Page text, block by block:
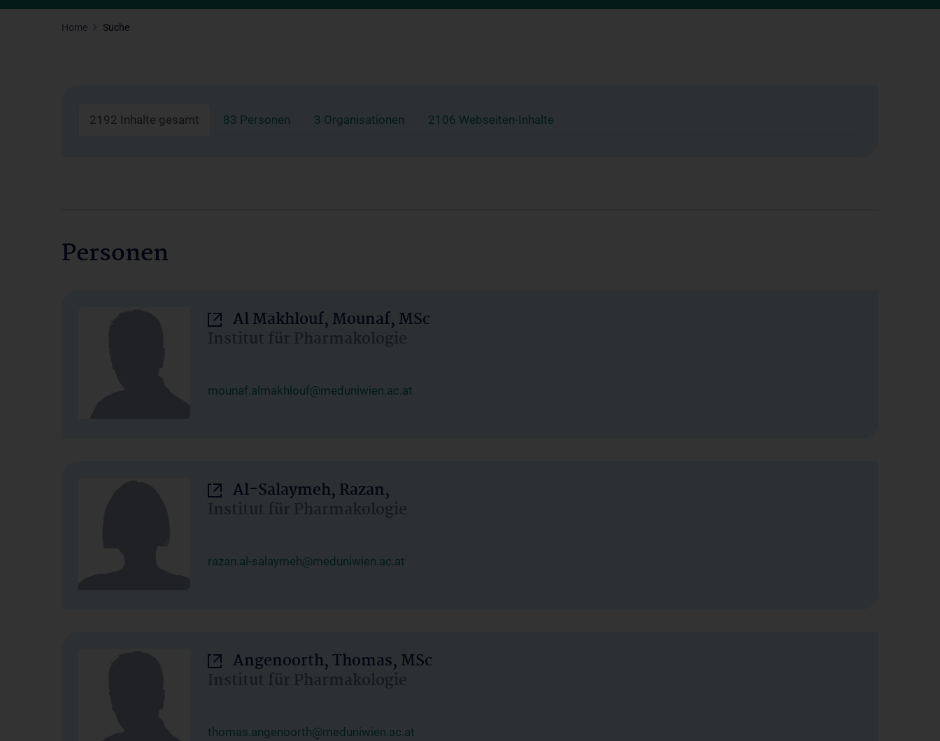
Home Suche
2192 Inhalte gesamt 83 Personen 3 Organisationen 2106 Webseiten-Inhalte
Personen
Al Makhlouf, Mounaf, MSc
Institut für Pharmakologie
mounaf.almakhlouf@meduniwien.ac.at
Al-Salaymeh, Razan,
Institut für Pharmakologie
razan.al-salaymeh@meduniwien.ac.at
Angenoorth, Thomas, MSc
Institut für Pharmakologie
thomas.angenoorth@meduniwien.ac.at